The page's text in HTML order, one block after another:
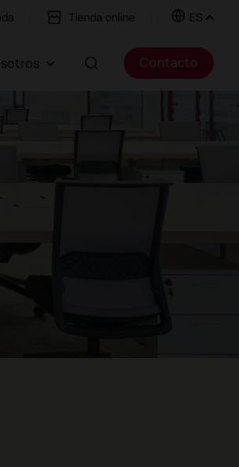
Tienda online ES
Contacto